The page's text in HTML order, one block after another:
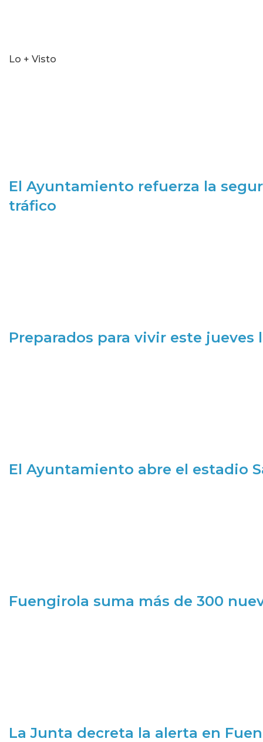
Lo + Visto
El Ayuntamiento refuerza la
tráfico
Preparados para vivir este jueves
El Ayuntamiento abre el estadio
Fuengirola suma más de 300
La Junta decreta la alerta en